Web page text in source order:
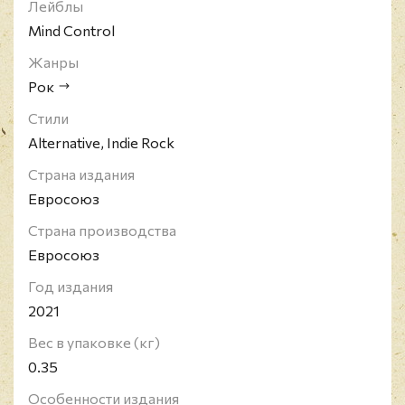
Лейблы
Mind Control
Жанры
Рок
Стили
Alternative, Indie Rock
Страна издания
Евросоюз
Страна производства
Евросоюз
Год издания
2021
Вес в упаковке (кг)
0.35
Особенности издания